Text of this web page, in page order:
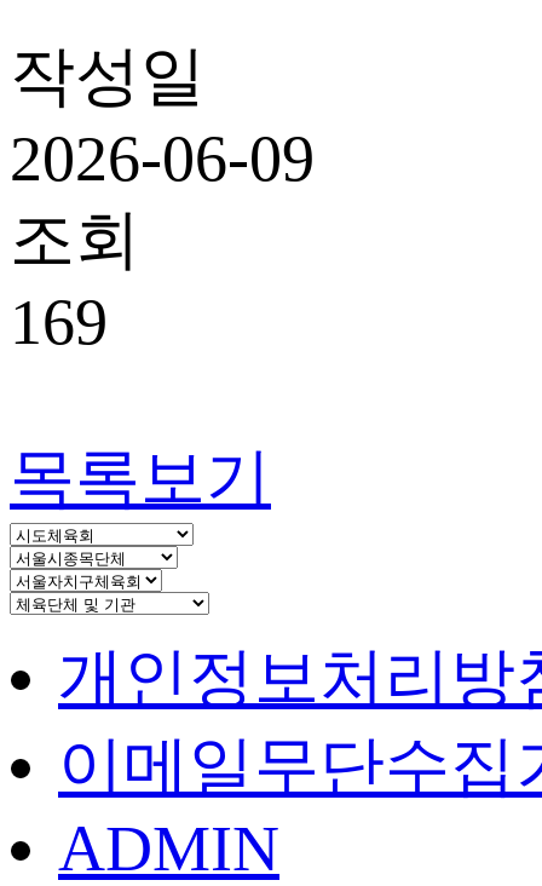
작성일
2026-06-09
조회
169
목록보기
개인정보처리방
이메일무단수집
ADMIN